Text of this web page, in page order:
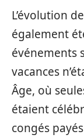
L’évolution
également
événements
vacances
Âge, où
étaient
congés